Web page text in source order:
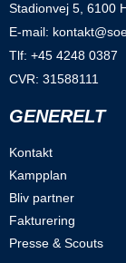
Stadionvej 5, 6100
E-mail:
Tlf: +45 4248 0387
CVR: 31588111
GENERELT
Kontakt
Kampplan
Bliv partner
Fakturering
Presse & Scouts